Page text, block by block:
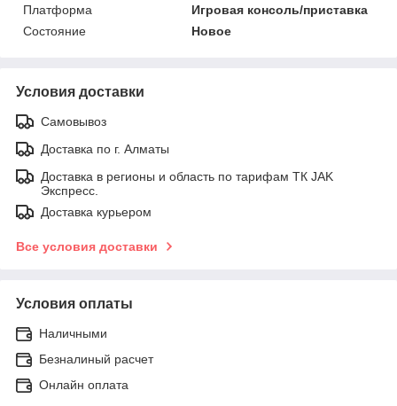
Платформа
Игровая консоль/приставка
Состояние
Новое
Условия доставки
Самовывоз
Доставка по г. Алматы
Доставка в регионы и область по тарифам ТК JAK
Экспресс.
Доставка курьером
Все условия доставки
Условия оплаты
Наличными
Безналиный расчет
Онлайн оплата